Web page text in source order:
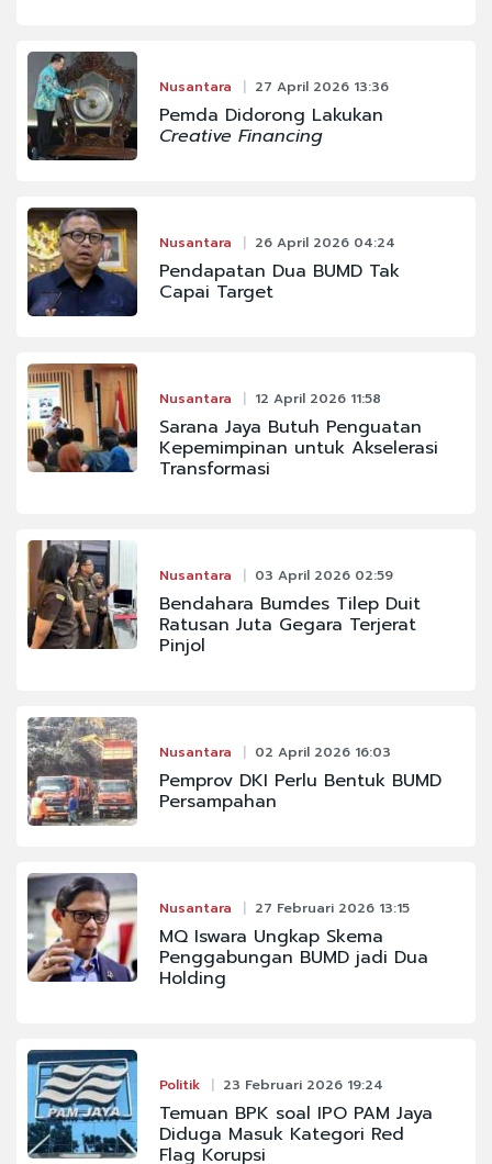
Nusantara 27 April 2026 13:36
Pemda Didorong Lakukan
Creative Financing
Nusantara 26 April 2026 04:24
Pendapatan Dua BUMD Tak
Capai Target
Nusantara 12 April 2026 11:58
Sarana Jaya Butuh Penguatan
Kepemimpinan untuk Akselerasi
Transformasi
Nusantara 03 April 2026 02:59
Bendahara Bumdes Tilep Duit
Ratusan Juta Gegara Terjerat
Pinjol
Nusantara 02 April 2026 16:03
Pemprov DKI Perlu Bentuk BUMD
Persampahan
Nusantara 27 Februari 2026 13:15
MQ Iswara Ungkap Skema
Penggabungan BUMD jadi Dua
Holding
Politik 23 Februari 2026 19:24
Temuan BPK soal IPO PAM Jaya
Diduga Masuk Kategori Red
Flag Korupsi